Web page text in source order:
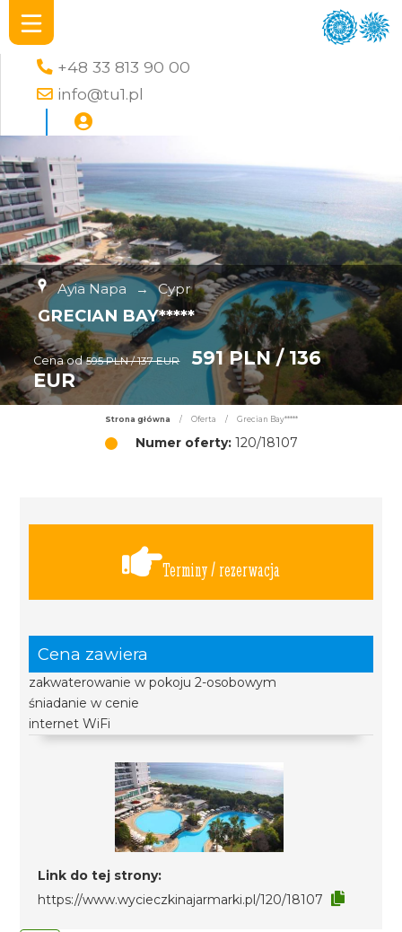
+48 33 813 90 00
info@tu1.pl
Ayia Napa → Cypr
GRECIAN BAY*****
Cena od 595 PLN / 137 EUR
591 PLN / 136
EUR
Strona główna / Oferta / Grecian Bay*****
Numer oferty:120/18107
Terminy / rezerwacja
Cena zawiera
zakwaterowanie w pokoju 2-osobowym
śniadanie w cenie
internet WiFi
Link do tej strony:
https://www.wycieczkinajarmarki.pl/120/18107